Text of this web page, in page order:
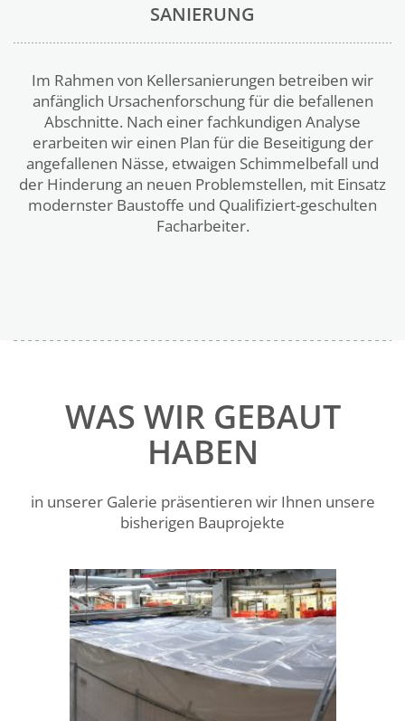
SANIERUNG
Im Rahmen von Kellersanierungen betreiben wir
anfänglich Ursachenforschung für die befallenen
Abschnitte. Nach einer fachkundigen Analyse
erarbeiten wir einen Plan für die Beseitigung der
angefallenen Nässe, etwaigen Schimmelbefall und
der Hinderung an neuen Problemstellen, mit Einsatz
modernster Baustoffe und Qualifiziert-geschulten
Facharbeiter.
WAS WIR GEBAUT
HABEN
in unserer Galerie präsentieren wir Ihnen unsere
bisherigen Bauprojekte
Umbau einer
Produktionshalle